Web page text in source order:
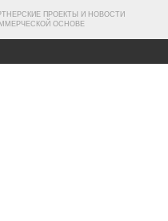
ПРОЕКТЫ И НОВОСТИ
ОСНОВЕ